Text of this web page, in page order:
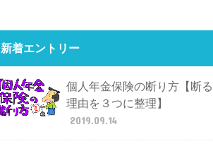
新着エントリー
個人年金保険の断り方【断る
理由を３つに整理】
2019.09.14